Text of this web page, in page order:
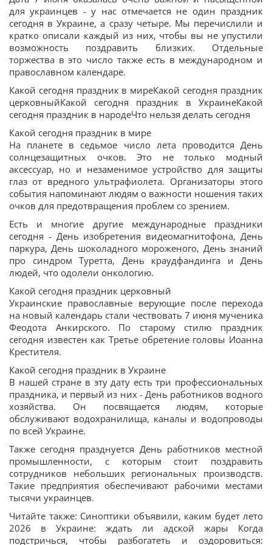
для украинцев - у нас отмечается не один праздник
сегодня в Украине, а сразу четыре. Мы перечислили и
кратко описали каждый из них, чтобы вы не упустили
возможность поздравить близких. Отдельные
торжества в это число также есть в международном и
православном календаре.
Какой сегодня праздник в миреКакой сегодня праздник
церковныйКакой сегодня праздник в УкраинеКакой
сегодня праздник в народеЧто нельзя делать сегодня
Какой сегодня праздник в мире
На планете в седьмое число лета проводится День
солнцезащитных очков. Это не только модный
аксессуар, но и незаменимое устройство для защиты
глаз от вредного ультрафиолета. Организаторы этого
события напоминают людям о важности ношения таких
очков для предотвращения проблем со зрением.
Есть и многие другие международные праздники
сегодня - День изобретения видеомагнитофона, День
паркура, День шоколадного мороженого, День знаний
про синдром Туретта, День краудфандинга и День
людей, что одолели онкологию.
Какой сегодня праздник церковный
Украинские православные верующие после перехода
на новый календарь стали чествовать 7 июня мученика
Феодота Анкирского. По старому стилю праздник
сегодня известен как Третье обретение головы Иоанна
Крестителя.
Какой сегодня праздник в Украине
В нашей стране в эту дату есть три профессиональных
праздника, и первый из них - День работников водного
хозяйства. Он посвящается людям, которые
обслуживают водохранилища, каналы и водопроводы
по всей Украине.
Также сегодня празднуется День работников местной
промышленности, с которым стоит поздравить
сотрудников небольших региональных производств.
Такие предприятия обеспечивают рабочими местами
тысячи украинцев.
Читайте также: Синоптики объявили, каким будет лето
2026 в Украине: ждать ли адской жары Когда
подстричься, чтобы разбогатеть и оздоровиться: